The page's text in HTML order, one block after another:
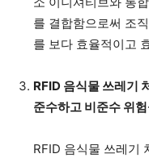
를 결합함으로써 조
를 보다 효율적이고
RFID 음식물 쓰레기
준수하고 비준수 위
RFID 음식물 쓰레기